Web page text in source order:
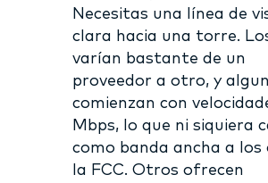
Necesitas una línea de
clara hacia una torre.
varían bastante de un
proveedor a otro, y
comienzan con
Mbps, lo que ni siquiera
como banda ancha a los
la FCC. Otros ofrecen